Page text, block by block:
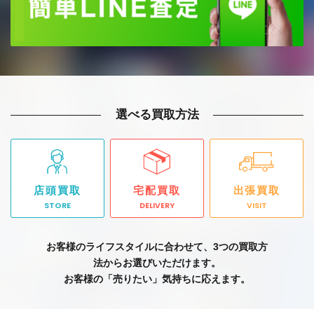
選べる買取方法
店頭買取
STORE
宅配買取
DELIVERY
出張買取
VISIT
お客様のライフスタイルに合わせて、3つの買取方
法からお選びいただけます。
お客様の「売りたい」気持ちに応えます。